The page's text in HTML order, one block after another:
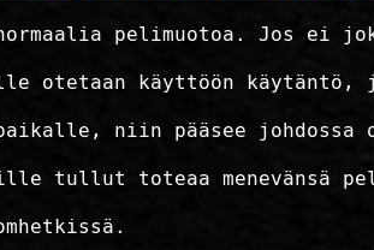
pelimuotoa. Jos ei
otetaan käyttöön käytäntö,
paikalle, niin pääsee
tullut toteaa menevänsä